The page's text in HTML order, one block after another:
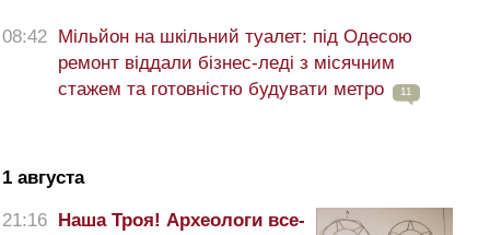
08:42
Мільйон на шкільний туалет: під Одесою
ремонт віддали бізнес-леді з місячним
стажем та готовністю будувати метро
11
1 августа
21:16
Наша Троя! Археологи все-